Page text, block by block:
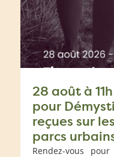
28 août à
pour
reçues sur
parcs
Rendez-vous